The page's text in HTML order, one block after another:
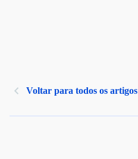
Voltar para todos os artigos